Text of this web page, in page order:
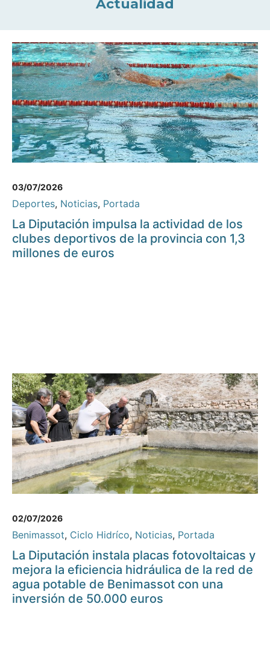
Actualidad
03/07/2026
Deportes, Noticias, Portada
La Diputación impulsa la actividad de los
clubes deportivos de la provincia con 1,3
millones de euros
02/07/2026
Benimassot, Ciclo Hidríco, Noticias, Portada
La Diputación instala placas fotovoltaicas y
mejora la eficiencia hidráulica de la red de
agua potable de Benimassot con una
inversión de 50.000 euros